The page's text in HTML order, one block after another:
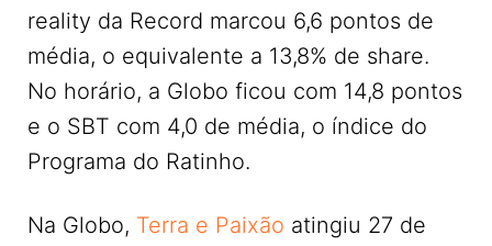
reality da Record marcou 6,6 pontos de
média, o equivalente a 13,8% de share.
No horário, a Globo ficou com 14,8 pontos
e o SBT com 4,0 de média, o índice do
Programa do Ratinho.
Na Globo, Terra e Paixão atingiu 27 de